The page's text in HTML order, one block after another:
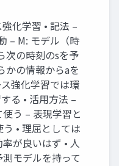
化学習 • 記法 –
– M: モデル（時
次の時刻のsを予
かの情報からaを
強化学習では環
る • 活用方法 –
う – 表現学習と
• 理屈としては
が良いはず • 人
モデルを持って